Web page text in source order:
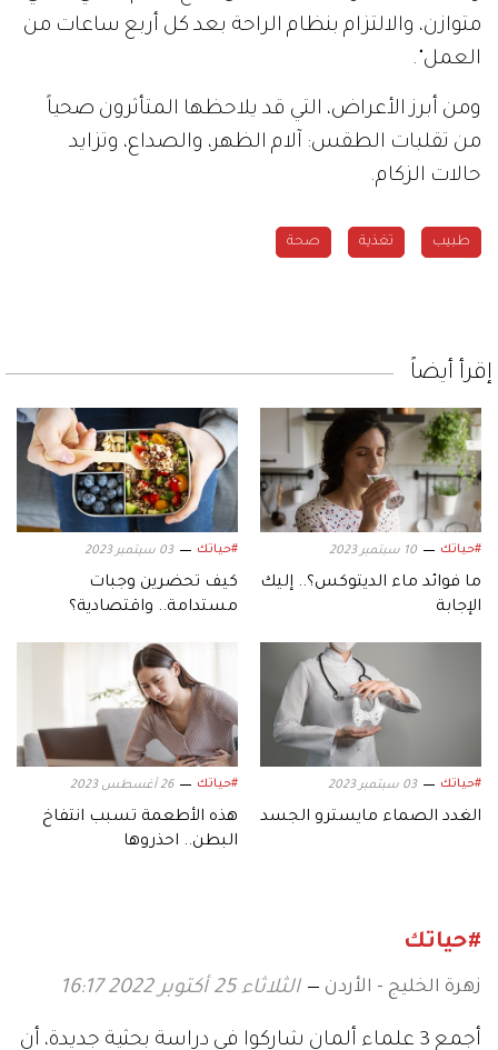
متوازن، والالتزام بنظام الراحة بعد كل أربع ساعات من
العمل".
ومن أبرز الأعراض، التي قد يلاحظها المتأثرون صحياً
من تقلبات الطقس: آلام الظهر، والصداع، وتزايد
حالات الزكام.
طبيب تغذية صحة
إقرأ أيضاً
#حياتك 10 سبتمبر 2023
ما فوائد ماء الديتوكس؟.. إليك
الإجابة
#حياتك 03 سبتمبر 2023
كيف تحضرين وجبات
مستدامة.. واقتصادية؟
#حياتك 03 سبتمبر 2023
الغدد الصماء مايسترو الجسد
#حياتك 26 أغسطس 2023
هذه الأطعمة تسبب انتفاخ
البطن.. احذروها
#حياتك
زهرة الخليج - الأردن الثلاثاء 25 أكتوبر 2022 16:17
أجمع 3 علماء ألمان شاركوا في دراسة بحثية جديدة، أن